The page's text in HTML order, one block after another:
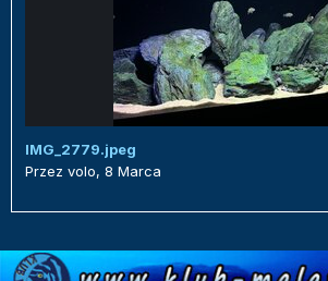
IMG_2779.jpeg
Przez volo, 8 Marca